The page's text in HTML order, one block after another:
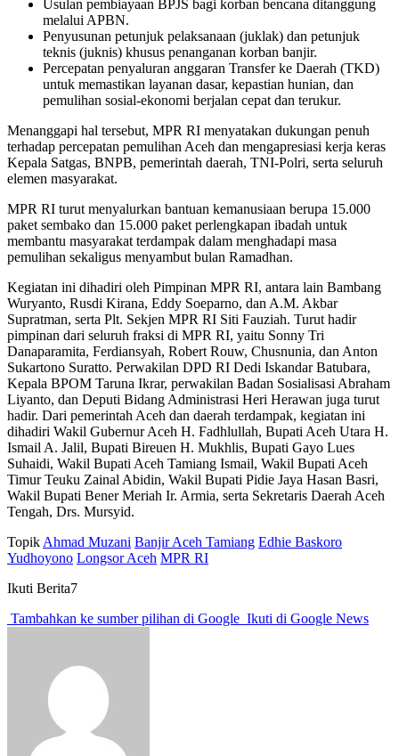
Usulan pembiayaan BPJS bagi korban bencana ditanggung
melalui APBN.
Penyusunan petunjuk pelaksanaan (juklak) dan petunjuk
teknis (juknis) khusus penanganan korban banjir.
Percepatan penyaluran anggaran Transfer ke Daerah (TKD)
untuk memastikan layanan dasar, kepastian hunian, dan
pemulihan sosial-ekonomi berjalan cepat dan terukur.
Menanggapi hal tersebut, MPR RI menyatakan dukungan penuh
terhadap percepatan pemulihan Aceh dan mengapresiasi kerja keras
Kepala Satgas, BNPB, pemerintah daerah, TNI-Polri, serta seluruh
elemen masyarakat.
MPR RI turut menyalurkan bantuan kemanusiaan berupa 15.000
paket sembako dan 15.000 paket perlengkapan ibadah untuk
membantu masyarakat terdampak dalam menghadapi masa
pemulihan sekaligus menyambut bulan Ramadhan.
Kegiatan ini dihadiri oleh Pimpinan MPR RI, antara lain Bambang
Wuryanto, Rusdi Kirana, Eddy Soeparno, dan A.M. Akbar
Supratman, serta Plt. Sekjen MPR RI Siti Fauziah. Turut hadir
pimpinan dari seluruh fraksi di MPR RI, yaitu Sonny Tri
Danaparamita, Ferdiansyah, Robert Rouw, Chusnunia, dan Anton
Sukartono Suratto. Perwakilan DPD RI Dedi Iskandar Batubara,
Kepala BPOM Taruna Ikrar, perwakilan Badan Sosialisasi Abraham
Liyanto, dan Deputi Bidang Administrasi Heri Herawan juga turut
hadir. Dari pemerintah Aceh dan daerah terdampak, kegiatan ini
dihadiri Wakil Gubernur Aceh H. Fadhlullah, Bupati Aceh Utara H.
Ismail A. Jalil, Bupati Bireuen H. Mukhlis, Bupati Gayo Lues
Suhaidi, Wakil Bupati Aceh Tamiang Ismail, Wakil Bupati Aceh
Timur Teuku Zainal Abidin, Wakil Bupati Pidie Jaya Hasan Basri,
Wakil Bupati Bener Meriah Ir. Armia, serta Sekretaris Daerah Aceh
Tengah, Drs. Mursyid.
Topik Ahmad Muzani Banjir Aceh Tamiang Edhie Baskoro
Yudhoyono Longsor Aceh MPR RI
Ikuti Berita7
Tambahkan ke sumber pilihan di Google Ikuti di Google News